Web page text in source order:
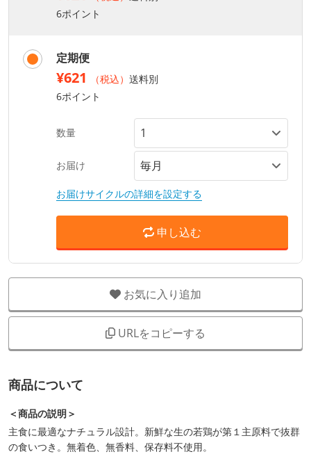
6ポイント
定期便
¥621 （税込） 送料別
6ポイント
数量
お届け
お届けサイクルの詳細を設定する
申し込む
お気に入り追加
URLをコピーする
商品について
＜商品の説明＞
主食に最適なナチュラル設計。新鮮な生の若鶏が第１主原料で抜群
の食いつき。無着色、無香料、保存料不使用。